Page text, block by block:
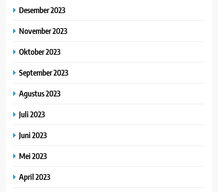
Desember 2023
November 2023
Oktober 2023
September 2023
Agustus 2023
Juli 2023
Juni 2023
Mei 2023
April 2023